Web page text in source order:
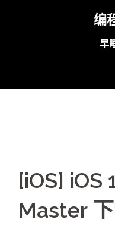
编
早
[iOS] iOS
Master